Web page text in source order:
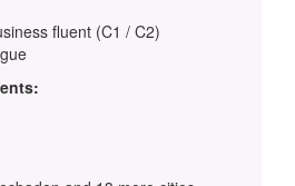
fluent (C1 / C2)